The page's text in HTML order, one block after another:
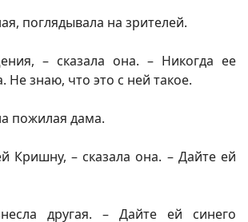
поглядывала на зрителей.
– сказала она. – Никогда ее
Не знаю, что это с ней такое.
пожилая дама.
Кришну, – сказала она. – Дайте ей
другая. – Дайте ей синего